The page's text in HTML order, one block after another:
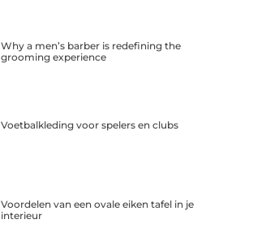
Why a men’s barber is redefining the
grooming experience
Voetbalkleding voor spelers en clubs
Voordelen van een ovale eiken tafel in je
interieur